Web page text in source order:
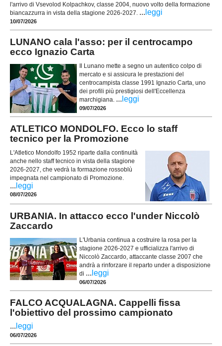
l'arrivo di Vsevolod Kolpachkov, classe 2004, nuovo volto della formazione
biancazzurra in vista della stagione 2026-2027. ... leggi
10/07/2026
LUNANO cala l'asso: per il centrocampo
ecco Ignazio Carta
Il Lunano mette a segno un autentico colpo di
mercato e si assicura le prestazioni del
centrocampista classe 1991 Ignazio Carta, uno
dei profili più prestigiosi dell'Eccellenza
marchigiana. ... leggi
09/07/2026
ATLETICO MONDOLFO. Ecco lo staff
tecnico per la Promozione
L'Atletico Mondolfo 1952 riparte dalla continuità
anche nello staff tecnico in vista della stagione
2026-2027, che vedrà la formazione rossoblù
impegnata nel campionato di Promozione.
... leggi
08/07/2026
URBANIA. In attacco ecco l'under Niccolò
Zaccardo
L'Urbania continua a costruire la rosa per la
stagione 2026-2027 e ufficializza l'arrivo di
Niccolò Zaccardo, attaccante classe 2007 che
andrà a rinforzare il reparto under a disposizione
di ... leggi
06/07/2026
FALCO ACQUALAGNA. Cappelli fissa
l'obiettivo del prossimo campionato
... leggi
06/07/2026